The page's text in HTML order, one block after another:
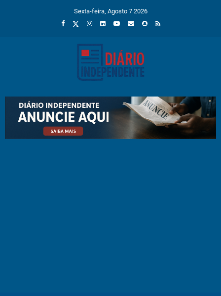
Sexta-feira, Agosto 7 2026